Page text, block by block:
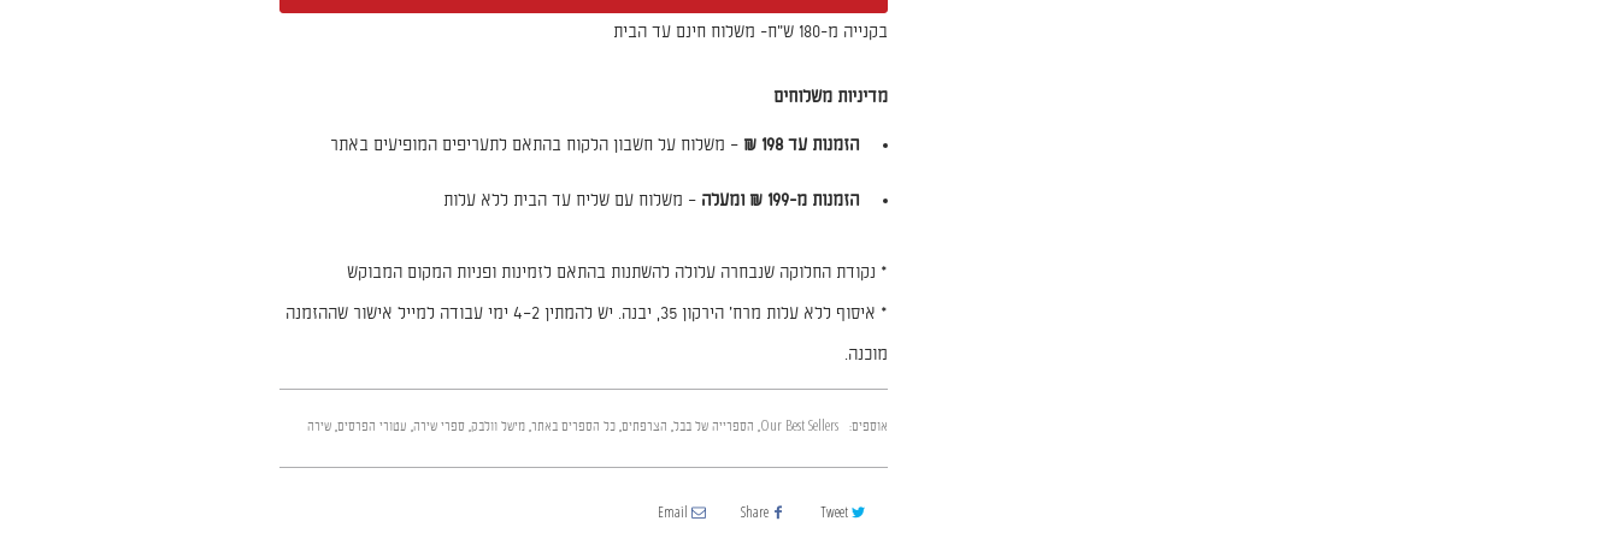
בקנייה מ-180 ש"ח- משלוח חינם עד הבית
מדיניות משלוחים
הזמנות עד 198 ₪ – משלוח על חשבון הלקוח בהתאם לתעריפים המופיעים באתר
הזמנות מ-199 ₪ ומעלה – משלוח עם שליח עד הבית ללא עלות
* נקודת החלוקה שנבחרה עלולה להשתנות בהתאם לזמינות ופניות המקום המבוקש
* איסוף ללא עלות מרח׳ הירקון 35, יבנה. יש להמתין 2–4 ימי עבודה למייל אישור שההזמנה
מוכנה.
אוספים: Our Best Sellers
, הספרייה של בבל, הצרפתים, כל הספרים באתר, מישל וולבק, ספרי שירה, עטורי הפרסים, שירה
Tweet
Share
Email